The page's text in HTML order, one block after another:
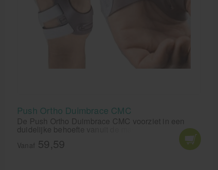
Push Ortho Duimbrace CMC
De Push Ortho Duimbrace CMC voorziet in een
duidelijke behoefte vanuit de markt. Zet het CMC-I
in een functionele stand en zorgt voor oppositie van
de duim.
Vanaf 59,59